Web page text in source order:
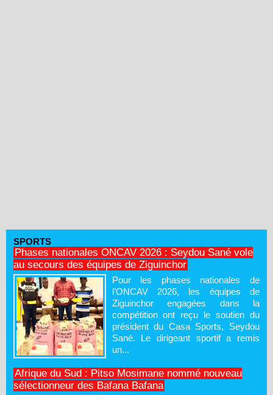
SPORTS
Phases nationales ONCAV 2026 : Seydou Sané vole
au secours des équipes de Ziguinchor
Pour les phases nationales de
l’ONCAV 2026, les équipes de
Ziguinchor engagées dans la
compétition ont reçu le soutien du
président du Casa Sports, Seydou
Sané. Le dirigeant sportif a remis
un...
Afrique du Sud : Pitso Mosimane nommé nouveau
sélectionneur des Bafana Bafana